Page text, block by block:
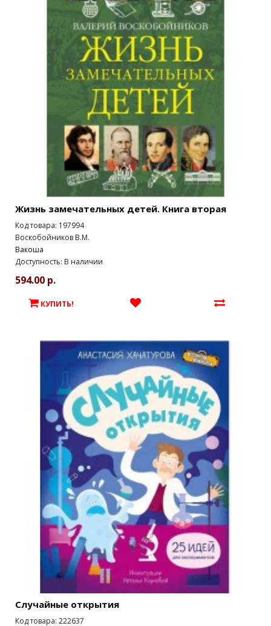
Жизнь замечательных детей. Книга вторая
Код товара: 197994
Воскобойников В.М.
Вакоша
Доступность: В наличии
594.00 р.
КУПИТЬ!
Случайные открытия
Код товара: 222637